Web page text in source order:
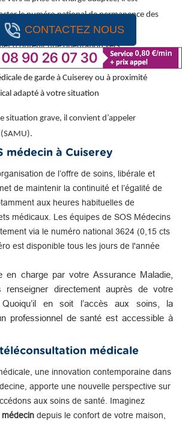
CONTACTEZ NOUS
le numéro national de permanence des
gratuit).
d’obtenir une orientation vers :
de garde à Cuiserey ou à proximité
adapté à votre situation
situation grave, il convient d’appeler
médecin à Cuiserey
de l’offre de soins, libérale et
de maintenir la continuité et l’égalité de
aux heures habituelles de
médicaux. Les équipes de SOS Médecins
via le numéro national 3624 (0,15 cts
est disponible tous les jours de l'année
en charge par votre Assurance Maladie,
renseigner directement auprès de votre
en soit l’accès aux soins, la
professionnel de santé est accessible à
médicale
une innovation contemporaine dans
apporte une nouvelle perspective sur
aux soins de santé. Imaginez
depuis le confort de votre maison,